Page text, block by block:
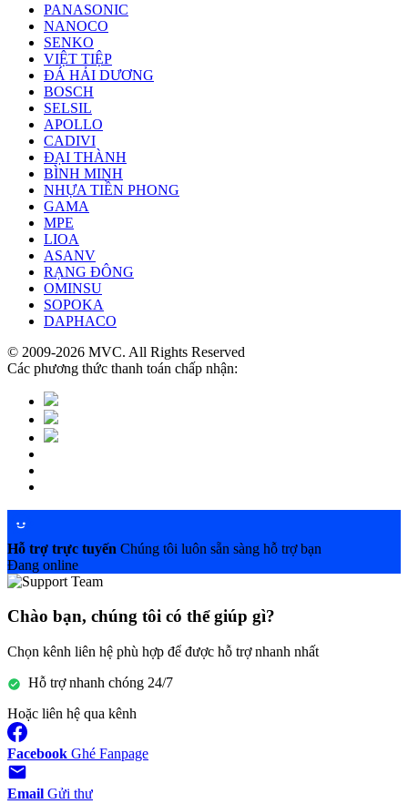
PANASONIC
NANOCO
SENKO
VIỆT TIỆP
ĐÁ HẢI DƯƠNG
BOSCH
SELSIL
APOLLO
CADIVI
ĐẠI THÀNH
BÌNH MINH
NHỰA TIỀN PHONG
GAMA
MPE
LIOA
ASANV
RẠNG ĐÔNG
OMINSU
SOPOKA
DAPHACO
© 2009-2026 MVC. All Rights Reserved
Các phương thức thanh toán chấp nhận:
Hỗ trợ trực tuyến Chúng tôi luôn sẵn sàng hỗ trợ bạn
Đang online
Chào bạn, chúng tôi có thể giúp gì?
Chọn kênh liên hệ phù hợp để được hỗ trợ nhanh nhất
Hỗ trợ nhanh chóng 24/7
Hoặc liên hệ qua kênh
Facebook Ghé Fanpage
Email Gửi thư